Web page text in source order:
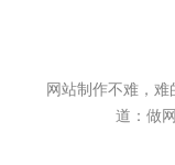
网站制作不难，
道：做